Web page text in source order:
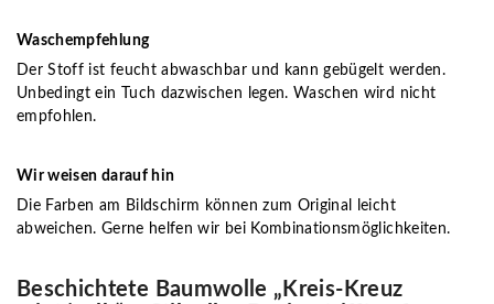
Waschempfehlung
Der Stoff ist feucht abwaschbar und kann gebügelt werden.
Unbedingt ein Tuch dazwischen legen. Waschen wird nicht
empfohlen.
Wir weisen darauf hin
Die Farben am Bildschirm können zum Original leicht
abweichen. Gerne helfen wir bei Kombinationsmöglichkeiten.
Beschichtete Baumwolle „Kreis-Kreuz